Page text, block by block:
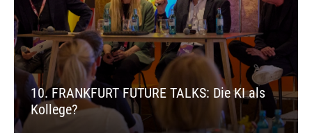
10. FRANKFURT FUTURE TALKS: Die KI als
Kollege?